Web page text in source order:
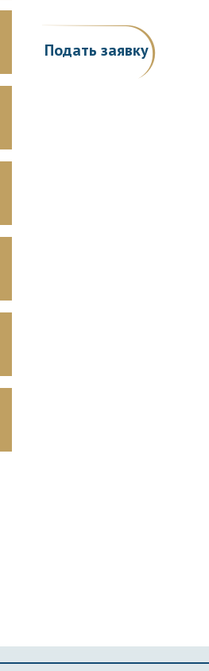
Подать заявку